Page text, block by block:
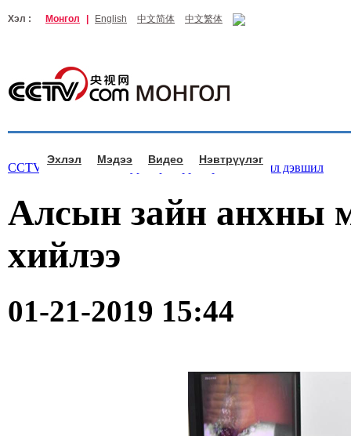
Хэл : Монгол English 中文简体 中文繁体
Эхлэл Мэдээ Видео Нэвтрүүлэг
CCTV.com Монгол > Зургаар өгүүлэхүй >Хөгжил дэвшил
Алсын зайн анхны
хийлээ
01-21-2019 15:44